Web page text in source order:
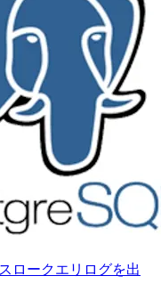
ロークエリログを出